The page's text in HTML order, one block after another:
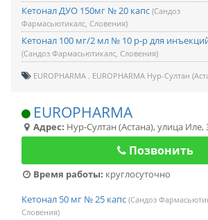
Кетонал ДУО 150мг № 20 капс (Сандоз
Фармасьютикалс, Словения)
Кетонал 100 мг/2 мл № 10 р-р для
(Сандоз Фармасьютикалс, Словения)
EUROPHARMA EUROPHARMA Нур-Султан
EUROPHARMA
Адрес: Нур-Султан (Астана),улица Иле,
Позвонить
Время работы: круглосуточно
Кетонал 50 мг № 25 капс (Сандоз
Словения)